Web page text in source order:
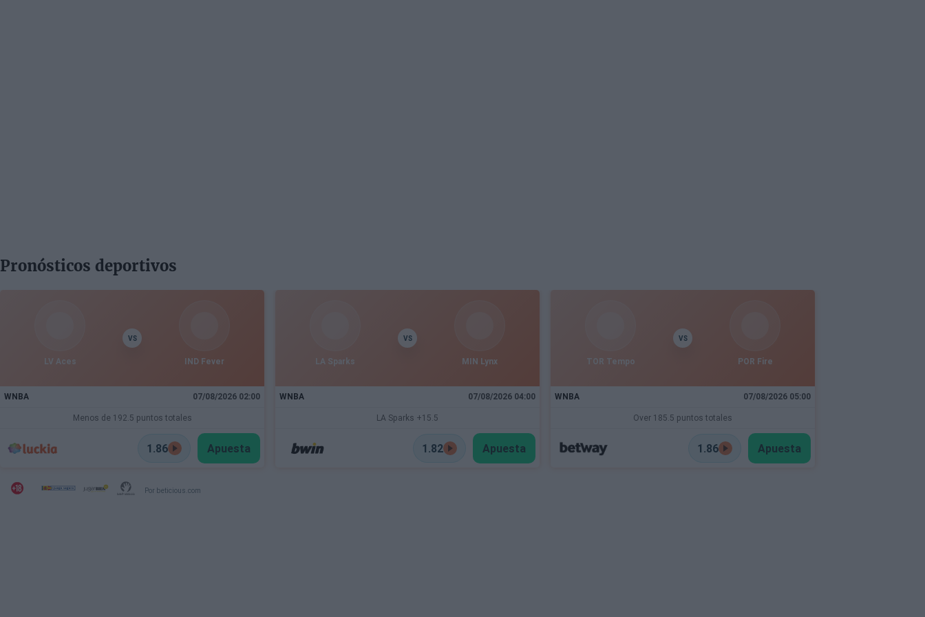
Pronósticos deportivos
LV Aces
VS
IND Fever
WNBA 07/08/2026 02:00
Menos de 192.5 puntos totales
1.86 Apuesta
LA Sparks
VS
MIN Lynx
WNBA 07/08/2026 04:00
LA Sparks +15.5
1.82 Apuesta
TOR Tempo
VS
POR Fire
WNBA 07/08/2026 05:00
Over 185.5 puntos totales
1.86 Apuesta
Por beticious.com